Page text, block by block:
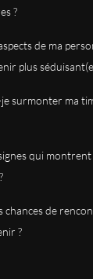
choses qui
cause
au téléphone,
quelques
encore à toi,
?
de ma
plus
surmonter ma
qui
chances de
?